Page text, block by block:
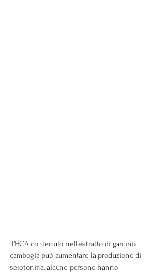
cambogia può aumentare la produzione di
serotonina, alcune persone hanno